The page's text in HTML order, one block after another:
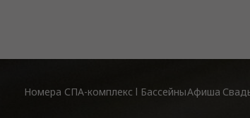
Номера СПА-комплекс l БассейныАфиша